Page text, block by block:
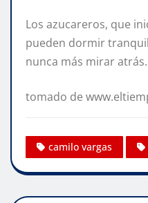
Los azucareros, que
pueden dormir
nunca más mirar atrás.
tomado de
camilo vargas